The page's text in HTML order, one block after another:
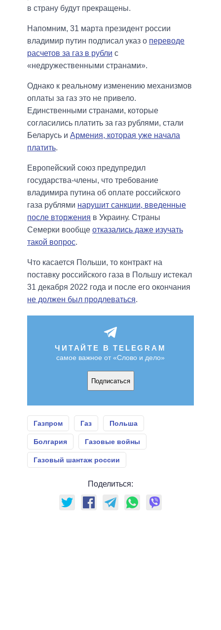
в страну будут прекращены.
Напомним, 31 марта президент россии
владимир путин подписал указ о переводе
расчетов за газ в рубли с
«недружественными странами».
Однако к реальному изменению механизмов
оплаты за газ это не привело.
Единственными странами, которые
согласились платить за газ рублями, стали
Беларусь и Армения, которая уже начала
платить.
Европейский союз предупредил
государства-члены, что требование
владимира путина об оплате российского
газа рублями нарушит санкции, введенные
после вторжения в Украину. Страны
Семерки вообще отказались даже изучать
такой вопрос.
Что касается Польши, то контракт на
поставку российского газа в Польшу истекал
31 декабря 2022 года и после его окончания
не должен был продлеваться.
ЧИТАЙТЕ В TELEGRAM
самое важное от «Слово и дело»
Подписаться
Газпром Газ Польша
Болгария Газовые войны
Газовый шантаж россии
Поделиться: